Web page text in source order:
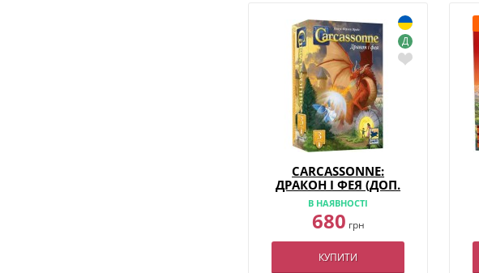
Д
CARCASSONNE:
ДРАКОН І ФЕЯ (ДОП.
№ 3)
В НАЯВНОСТІ
680 грн
КУПИТИ